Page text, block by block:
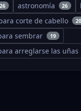
26 astronomía 26
corte de cabello 20
sembrar 19
arreglarse las uñas